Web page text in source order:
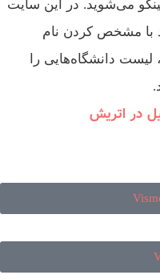
می‌شوید. در این سایت
مشخص کردن نام
دانشگاه‌هایی را
در اتریش